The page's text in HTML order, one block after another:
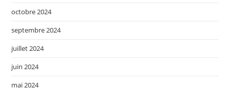
octobre 2024
septembre 2024
juillet 2024
juin 2024
mai 2024